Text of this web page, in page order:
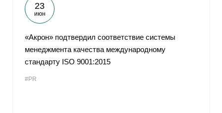
23
июн
«Акрон» подтвердил соответствие системы
менеджмента качества международному
стандарту ISO 9001:2015
#PR